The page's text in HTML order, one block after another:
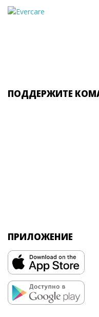
ПОДДЕРЖИТЕ
ПРИЛОЖЕНИЕ